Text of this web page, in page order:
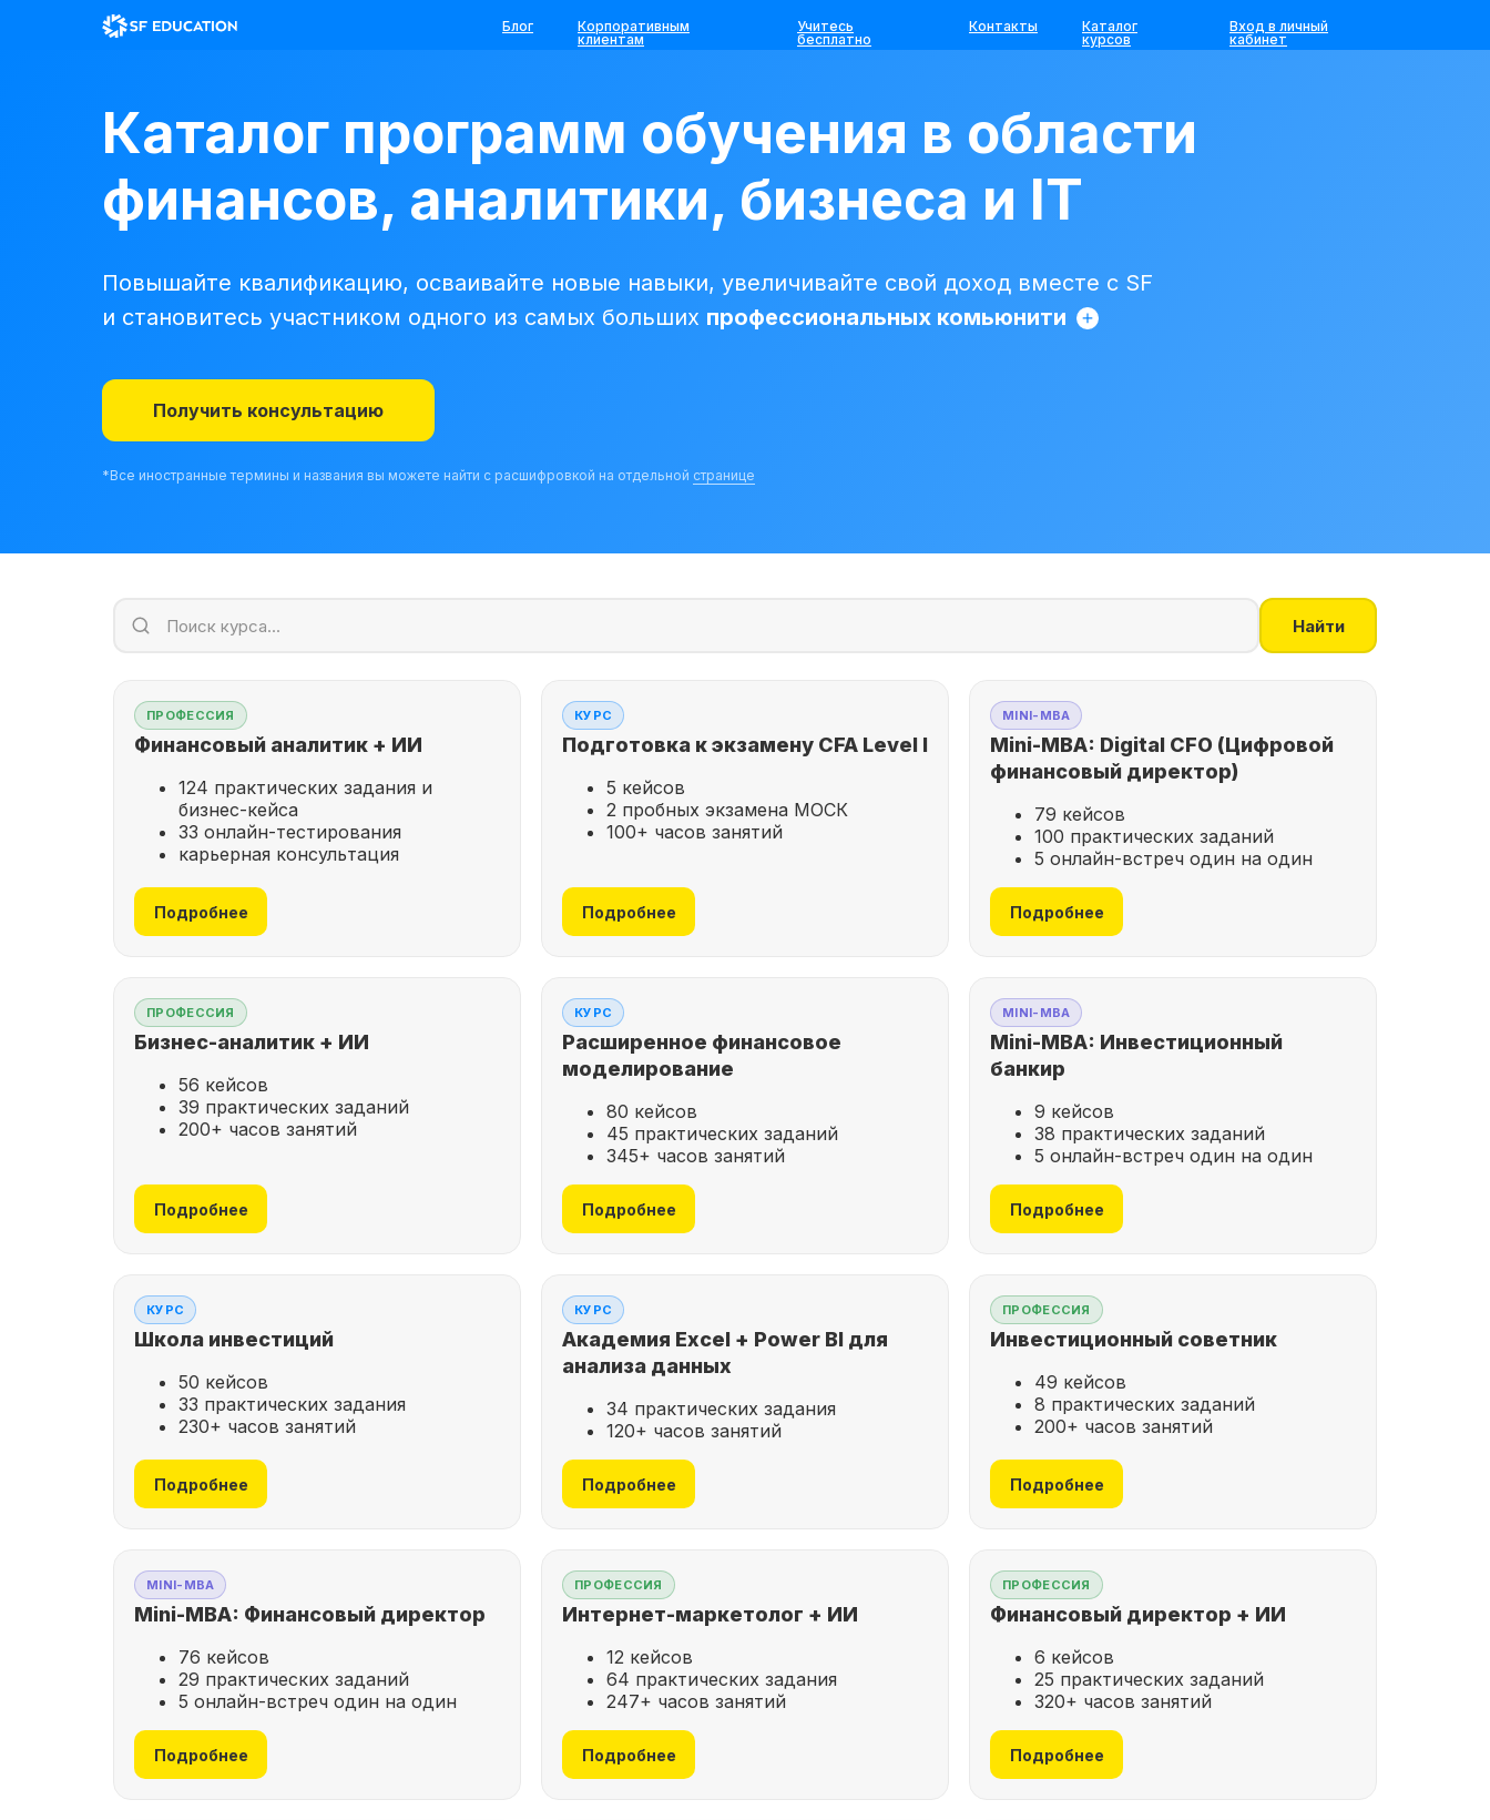
Блог
Каталог
курсов
Вход в личный
кабинет
Контакты
Корпоративным
клиентам
Учитесь
бесплатно
Каталог программ обучения в области
финансов, аналитики, бизнеса и IT
*Все иностранные термины и названия вы можете найти с расшифровкой на отдельной странице
Получить консультацию
Повышайте квалификацию, осваивайте новые навыки, увеличивайте свой доход вместе с SF
и становитесь участником одного из самых больших профессиональных комьюнити
Найти
ПРОФЕССИЯ
Финансовый аналитик + ИИ
124 практических задания и
бизнес-кейса
33 онлайн-тестирования
карьерная консультация
Подробнее
КУРС
Подготовка к экзамену CFA Level I
5 кейсов
2 пробных экзамена МОСК
100+ часов занятий
Подробнее
MINI-MBA
Mini-MBA: Digital CFO (Цифровой
финансовый директор)
79 кейсов
100 практических заданий
5 онлайн-встреч один на один
Подробнее
ПРОФЕССИЯ
Бизнес-аналитик + ИИ
56 кейсов
39 практических заданий
200+ часов занятий
Подробнее
КУРС
Расширенное финансовое
моделирование
80 кейсов
45 практических заданий
345+ часов занятий
Подробнее
MINI-MBA
Mini-MBA: Инвестиционный
банкир
9 кейсов
38 практических заданий
5 онлайн-встреч один на один
Подробнее
КУРС
Школа инвестиций
50 кейсов
33 практических задания
230+ часов занятий
Подробнее
КУРС
Академия Excel + Power BI для
анализа данных
34 практических задания
120+ часов занятий
Подробнее
ПРОФЕССИЯ
Инвестиционный советник
49 кейсов
8 практических заданий
200+ часов занятий
Подробнее
MINI-MBA
Mini-MBA: Финансовый директор
76 кейсов
29 практических заданий
5 онлайн-встреч один на один
Подробнее
ПРОФЕССИЯ
Интернет-маркетолог + ИИ
12 кейсов
64 практических задания
247+ часов занятий
Подробнее
ПРОФЕССИЯ
Финансовый директор + ИИ
6 кейсов
25 практических заданий
320+ часов занятий
Подробнее